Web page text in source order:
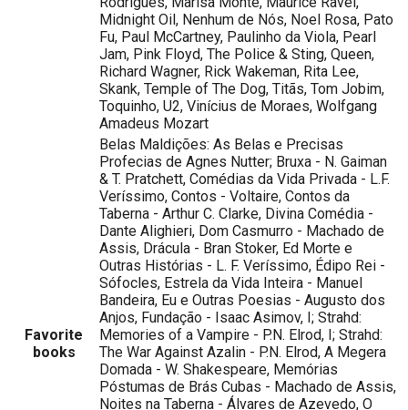
Midnight Oil, Nenhum de Nós, Noel Rosa, Pato
Fu, Paul McCartney, Paulinho da Viola, Pearl
Jam, Pink Floyd, The Police & Sting, Queen,
Richard Wagner, Rick Wakeman, Rita Lee,
Skank, Temple of The Dog, Titãs, Tom Jobim,
Toquinho, U2, Vinícius de Moraes, Wolfgang
Amadeus Mozart
Favorite
books
Belas Maldições: As Belas e Precisas
Profecias de Agnes Nutter; Bruxa - N. Gaiman
& T. Pratchett, Comédias da Vida Privada - L.F.
Veríssimo, Contos - Voltaire, Contos da
Taberna - Arthur C. Clarke, Divina Comédia -
Dante Alighieri, Dom Casmurro - Machado de
Assis, Drácula - Bran Stoker, Ed Morte e
Outras Histórias - L. F. Veríssimo, Édipo Rei -
Sófocles, Estrela da Vida Inteira - Manuel
Bandeira, Eu e Outras Poesias - Augusto dos
Anjos, Fundação - Isaac Asimov, I; Strahd:
Memories of a Vampire - P.N. Elrod, I; Strahd:
The War Against Azalin - P.N. Elrod, A Megera
Domada - W. Shakespeare, Memórias
Póstumas de Brás Cubas - Machado de Assis,
Noites na Taberna - Álvares de Azevedo, O